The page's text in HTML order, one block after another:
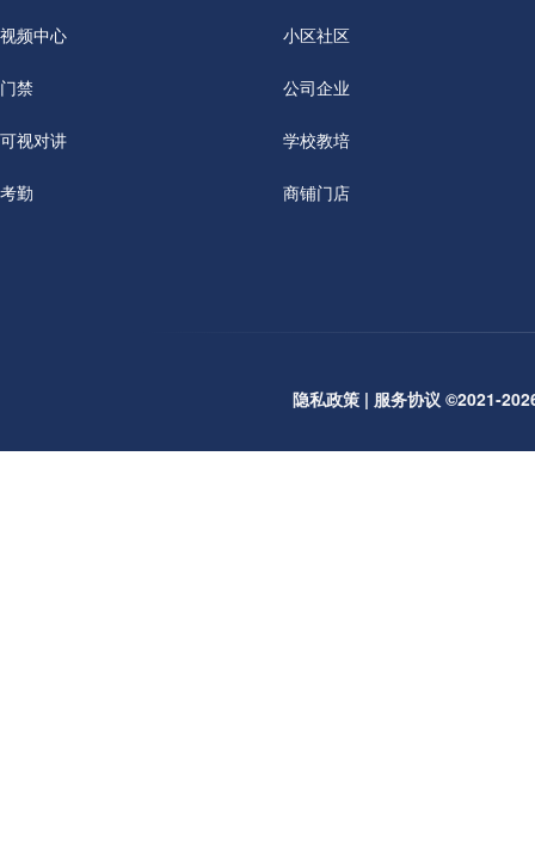
视频中心
门禁
可视对讲
考勤
小区社区
公司企业
学校教培
商铺门店
隐私政策 | 服务协议 ©2021-